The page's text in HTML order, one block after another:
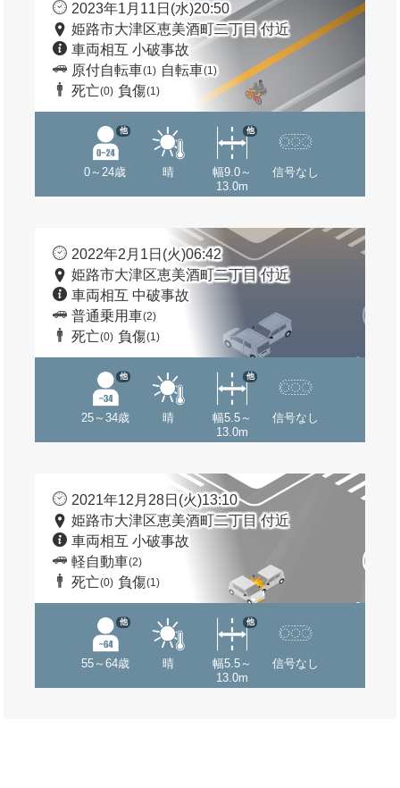
2023年1月11日(水)20:50
姫路市大津区恵美酒町二丁目 付近
車両相互 小破事故
原付自転車(1) 自転車(1)
死亡(0) 負傷(1)
0～24歳
他
晴
幅9.0～
13.0m
他
信号なし
2022年2月1日(火)06:42
姫路市大津区恵美酒町二丁目 付近
車両相互 中破事故
普通乗用車(2)
死亡(0) 負傷(1)
25～34歳
他
晴
幅5.5～
13.0m
他
信号なし
2021年12月28日(火)13:10
姫路市大津区恵美酒町二丁目 付近
車両相互 小破事故
軽自動車(2)
死亡(0) 負傷(1)
55～64歳
他
晴
幅5.5～
13.0m
他
信号なし